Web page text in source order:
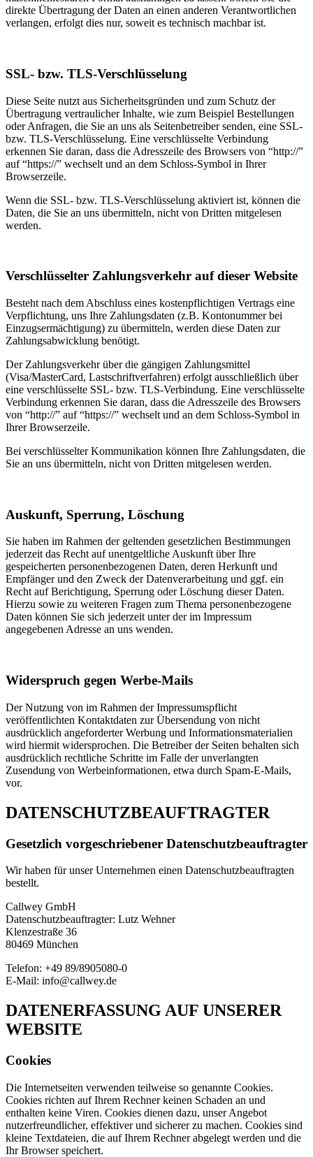
direkte Übertragung der Daten an einen anderen Verantwortlichen
verlangen, erfolgt dies nur, soweit es technisch machbar ist.
SSL- bzw. TLS-Verschlüsselung
Diese Seite nutzt aus Sicherheitsgründen und zum Schutz der
Übertragung vertraulicher Inhalte, wie zum Beispiel Bestellungen
oder Anfragen, die Sie an uns als Seitenbetreiber senden, eine SSL-
bzw. TLS-Verschlüsselung. Eine verschlüsselte Verbindung
erkennen Sie daran, dass die Adresszeile des Browsers von “http://”
auf “https://” wechselt und an dem Schloss-Symbol in Ihrer
Browserzeile.
Wenn die SSL- bzw. TLS-Verschlüsselung aktiviert ist, können die
Daten, die Sie an uns übermitteln, nicht von Dritten mitgelesen
werden.
Verschlüsselter Zahlungsverkehr auf dieser Website
Besteht nach dem Abschluss eines kostenpflichtigen Vertrags eine
Verpflichtung, uns Ihre Zahlungsdaten (z.B. Kontonummer bei
Einzugsermächtigung) zu übermitteln, werden diese Daten zur
Zahlungsabwicklung benötigt.
Der Zahlungsverkehr über die gängigen Zahlungsmittel
(Visa/MasterCard, Lastschriftverfahren) erfolgt ausschließlich über
eine verschlüsselte SSL- bzw. TLS-Verbindung. Eine verschlüsselte
Verbindung erkennen Sie daran, dass die Adresszeile des Browsers
von “http://” auf “https://” wechselt und an dem Schloss-Symbol in
Ihrer Browserzeile.
Bei verschlüsselter Kommunikation können Ihre Zahlungsdaten, die
Sie an uns übermitteln, nicht von Dritten mitgelesen werden.
Auskunft, Sperrung, Löschung
Sie haben im Rahmen der geltenden gesetzlichen Bestimmungen
jederzeit das Recht auf unentgeltliche Auskunft über Ihre
gespeicherten personenbezogenen Daten, deren Herkunft und
Empfänger und den Zweck der Datenverarbeitung und ggf. ein
Recht auf Berichtigung, Sperrung oder Löschung dieser Daten.
Hierzu sowie zu weiteren Fragen zum Thema personenbezogene
Daten können Sie sich jederzeit unter der im Impressum
angegebenen Adresse an uns wenden.
Widerspruch gegen Werbe-Mails
Der Nutzung von im Rahmen der Impressumspflicht
veröffentlichten Kontaktdaten zur Übersendung von nicht
ausdrücklich angeforderter Werbung und Informationsmaterialien
wird hiermit widersprochen. Die Betreiber der Seiten behalten sich
ausdrücklich rechtliche Schritte im Falle der unverlangten
Zusendung von Werbeinformationen, etwa durch Spam-E-Mails,
vor.
DATENSCHUTZBEAUFTRAGTER
Gesetzlich vorgeschriebener Datenschutzbeauftragter
Wir haben für unser Unternehmen einen Datenschutzbeauftragten
bestellt.
Callwey GmbH
Datenschutzbeauftragter: Lutz Wehner
Klenzestraße 36
80469 München
Telefon: +49 89/8905080-0
E-Mail: info@callwey.de
DATENERFASSUNG AUF UNSERER
WEBSITE
Cookies
Die Internetseiten verwenden teilweise so genannte Cookies.
Cookies richten auf Ihrem Rechner keinen Schaden an und
enthalten keine Viren. Cookies dienen dazu, unser Angebot
nutzerfreundlicher, effektiver und sicherer zu machen. Cookies sind
kleine Textdateien, die auf Ihrem Rechner abgelegt werden und die
Ihr Browser speichert.